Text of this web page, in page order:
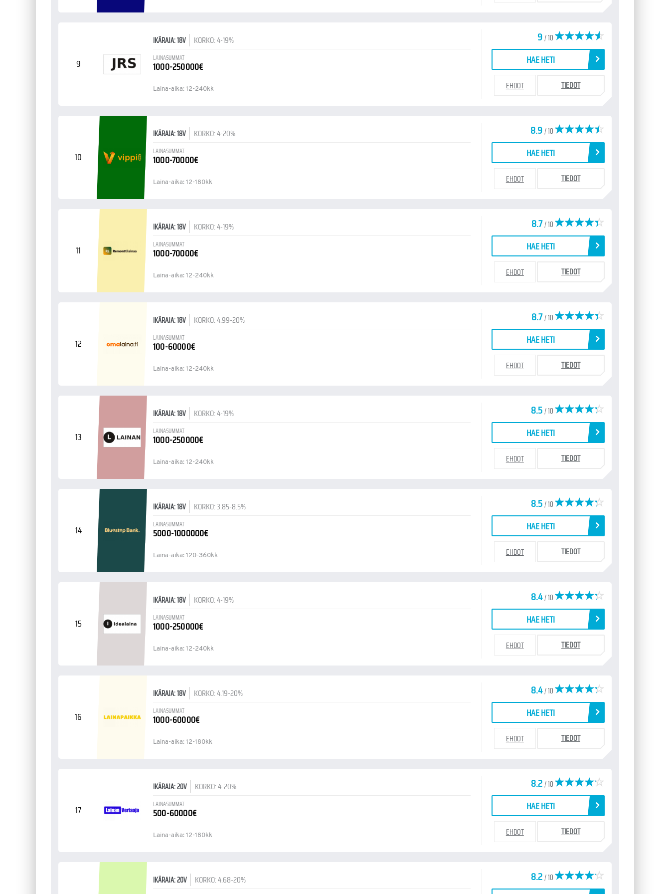
9
IKÄRAJA: 18V KORKO: 4-19%
LAINASUMMAT
1000-250000€
Laina-aika: 12-240kk
9/ 10
HAE HETI
EHDOT TIEDOT
10
IKÄRAJA: 18V KORKO: 4-20%
LAINASUMMAT
1000-70000€
Laina-aika: 12-180kk
8.9/ 10
HAE HETI
EHDOT TIEDOT
11
IKÄRAJA: 18V KORKO: 4-19%
LAINASUMMAT
1000-70000€
Laina-aika: 12-240kk
8.7/ 10
HAE HETI
EHDOT TIEDOT
12
IKÄRAJA: 18V KORKO: 4.99-20%
LAINASUMMAT
100-60000€
Laina-aika: 12-240kk
8.7/ 10
HAE HETI
EHDOT TIEDOT
13
IKÄRAJA: 18V KORKO: 4-19%
LAINASUMMAT
1000-250000€
Laina-aika: 12-240kk
8.5/ 10
HAE HETI
EHDOT TIEDOT
14
IKÄRAJA: 18V KORKO: 3.85-8.5%
LAINASUMMAT
5000-1000000€
Laina-aika: 120-360kk
8.5/ 10
HAE HETI
EHDOT TIEDOT
15
IKÄRAJA: 18V KORKO: 4-19%
LAINASUMMAT
1000-250000€
Laina-aika: 12-240kk
8.4/ 10
HAE HETI
EHDOT TIEDOT
16
IKÄRAJA: 18V KORKO: 4.19-20%
LAINASUMMAT
1000-60000€
Laina-aika: 12-180kk
8.4/ 10
HAE HETI
EHDOT TIEDOT
17
IKÄRAJA: 20V KORKO: 4-20%
LAINASUMMAT
500-60000€
Laina-aika: 12-180kk
8.2/ 10
HAE HETI
EHDOT TIEDOT
IKÄRAJA: 20V KORKO: 4.68-20% 8.2/ 10